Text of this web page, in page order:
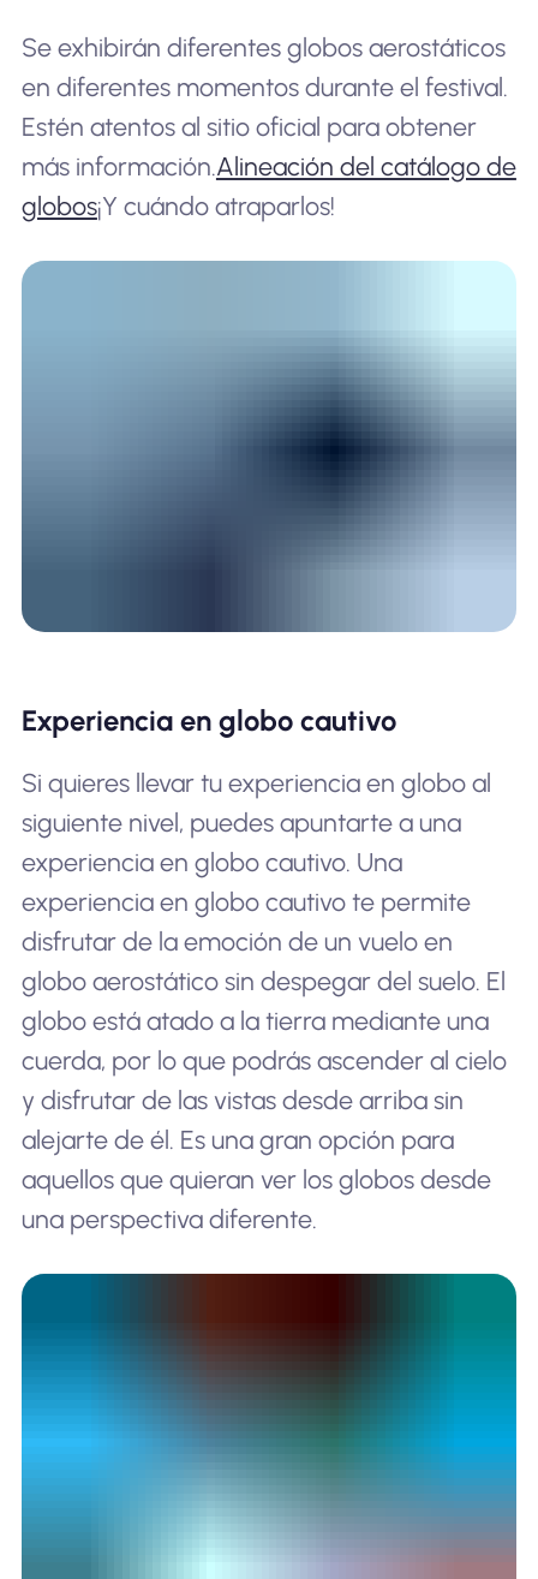
Se exhibirán diferentes globos aerostáticos
en diferentes momentos durante el festival.
Estén atentos al sitio oficial para obtener
más información.Alineación del catálogo de
globos¡Y cuándo atraparlos!
Experiencia en globo cautivo
Si quieres llevar tu experiencia en globo al
siguiente nivel, puedes apuntarte a una
experiencia en globo cautivo. Una
experiencia en globo cautivo te permite
disfrutar de la emoción de un vuelo en
globo aerostático sin despegar del suelo. El
globo está atado a la tierra mediante una
cuerda, por lo que podrás ascender al cielo
y disfrutar de las vistas desde arriba sin
alejarte de él. Es una gran opción para
aquellos que quieran ver los globos desde
una perspectiva diferente.